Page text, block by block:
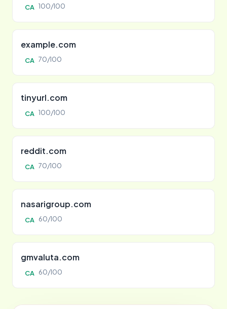
CA 100/100
example.com
CA 70/100
tinyurl.com
CA 100/100
reddit.com
CA 70/100
nasarigroup.com
CA 60/100
gmvaluta.com
CA 60/100